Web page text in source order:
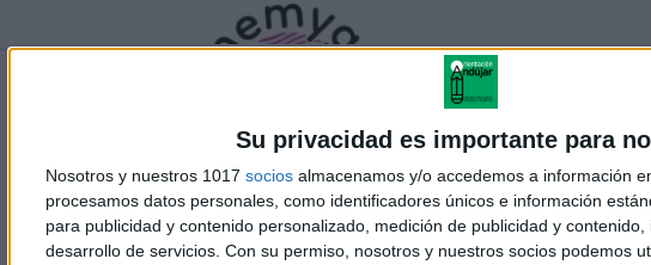
Su privacidad es importante para
Nosotros y nuestros 1017 socios almacenamos y/o accedemos a información
procesamos datos personales, como identificadores únicos e información
para publicidad y contenido personalizado, medición de publicidad y
desarrollo de servicios. Con su permiso, nosotros y nuestros socios podemos